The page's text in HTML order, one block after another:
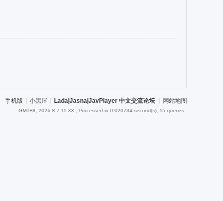
手机版 小黑屋 Lada|Jasna|JavPlayer 中文交流论坛 网站地图
GMT+8, 2026-8-7 11:33 , Processed in 0.020734 second(s), 15 queries .